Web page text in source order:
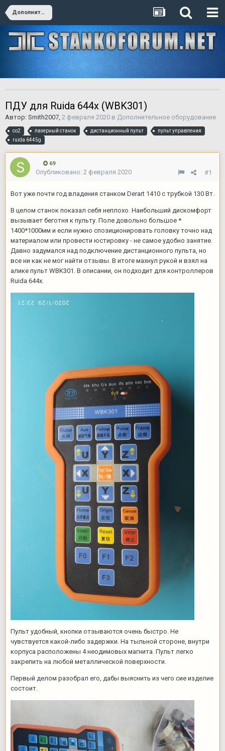
Дополнительное оборудование
ПДУ для Ruida 644x (WBK301)
Автор: Smith2007, 2 февраля 2020 в Дополнительное оборудование
со2 лазерный станок дистанционный пульт
пульт управления
ruida 6445g
69
#1
Опубликовано: 2 февраля 2020
Вот уже почти год владения станком Derart 1410 с трубкой 130 Вт.
В целом станок показал себя неплохо. Наибольший дискомфорт
вызывает беготня к пульту. Поле довольно большое *
1400*1000мм и если нужно спозиционировать головку точно над
материалом или провести юстировку - не самое удобно занятие.
Давно задумался над подключение дистанционного пульта, но
все ни как не мог найти отзывы. В итоге махнул рукой и взял на
алике пульт WBK301. В описании, он подходит для контроллеров
Ruida 644x.
Пульт удобный, кнопки отзываются очень быстро. Не
чувствуется какой-либо задержки. На тыльной стороне, внутри
корпуса расположены 4 неодимовых магнита. Пульт легко
закрепить на любой металлической поверхности.
Первый делом разобрал его, дабы выяснить из чего сие изделие
состоит.